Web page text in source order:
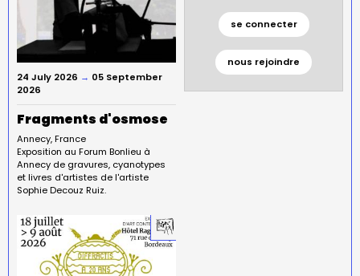
24 July 2026 → 05 September
2026
Fragments d'osmose
Annecy France
Exposition au Forum Bonlieu à
Annecy de gravures, cyanotypes
et livres d'artistes de l'artiste
Sophie Decouz Ruiz.
se connecter
nous rejoindre